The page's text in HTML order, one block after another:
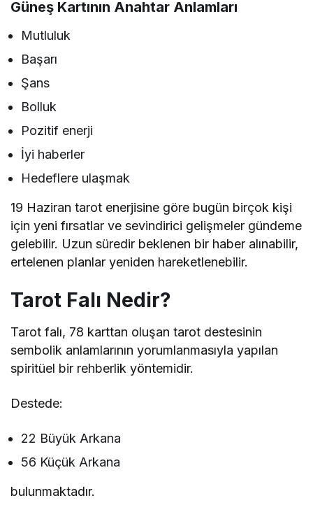
Güneş Kartının Anahtar Anlamları
Mutluluk
Başarı
Şans
Bolluk
Pozitif enerji
İyi haberler
Hedeflere ulaşmak
19 Haziran tarot enerjisine göre bugün birçok kişi
için yeni fırsatlar ve sevindirici gelişmeler gündeme
gelebilir. Uzun süredir beklenen bir haber alınabilir,
ertelenen planlar yeniden hareketlenebilir.
Tarot Falı Nedir?
Tarot falı, 78 karttan oluşan tarot destesinin
sembolik anlamlarının yorumlanmasıyla yapılan
spiritüel bir rehberlik yöntemidir.
Destede:
22 Büyük Arkana
56 Küçük Arkana
bulunmaktadır.